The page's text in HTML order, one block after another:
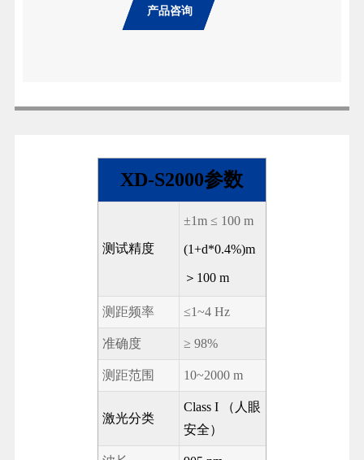
产品咨询
XD-S2000参数
测试精度
±1m ≤ 100 m
(1+d*0.4%)m
＞ 100 m
测距频率 ≤1~4 Hz
准确度 ≥ 98%
测距范围 10~2000 m
激光分类
Class I （人眼
安全）